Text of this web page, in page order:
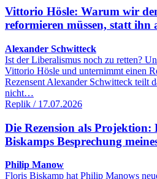
Vittorio Hösle: Warum wir
reformieren müssen, statt ihn
Alexander Schwitteck
Ist der Liberalismus noch zu retten?
Vittorio Hösle und unternimmt einen
Rezensent Alexander Schwitteck teilt
nicht…
Replik / 17.07.2026
Die Rezension als
Biskamps Besprechung
Philip Manow
Floris Biskamp hat Philip Manows